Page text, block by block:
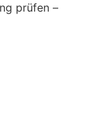
prüfen –